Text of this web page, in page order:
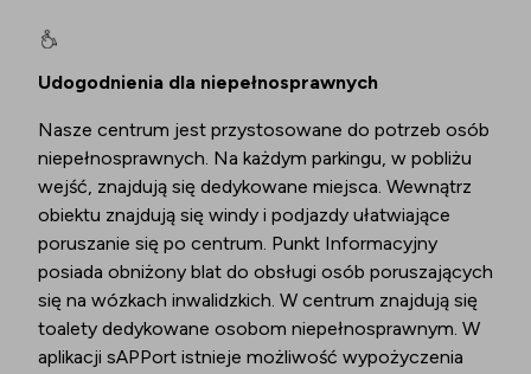
Udogodnienia dla niepełnosprawnych
Nasze centrum jest przystosowane do potrzeb osób
niepełnosprawnych. Na każdym parkingu, w pobliżu
wejść, znajdują się dedykowane miejsca. Wewnątrz
obiektu znajdują się windy i podjazdy ułatwiające
poruszanie się po centrum. Punkt Informacyjny
posiada obniżony blat do obsługi osób poruszających
się na wózkach inwalidzkich. W centrum znajdują się
toalety dedykowane osobom niepełnosprawnym. W
aplikacji sAPPort istnieje możliwość wypożyczenia